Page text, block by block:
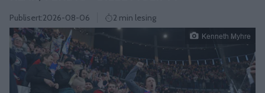
Publisert:2026-08-06 2 min lesing
Kenneth Myhre